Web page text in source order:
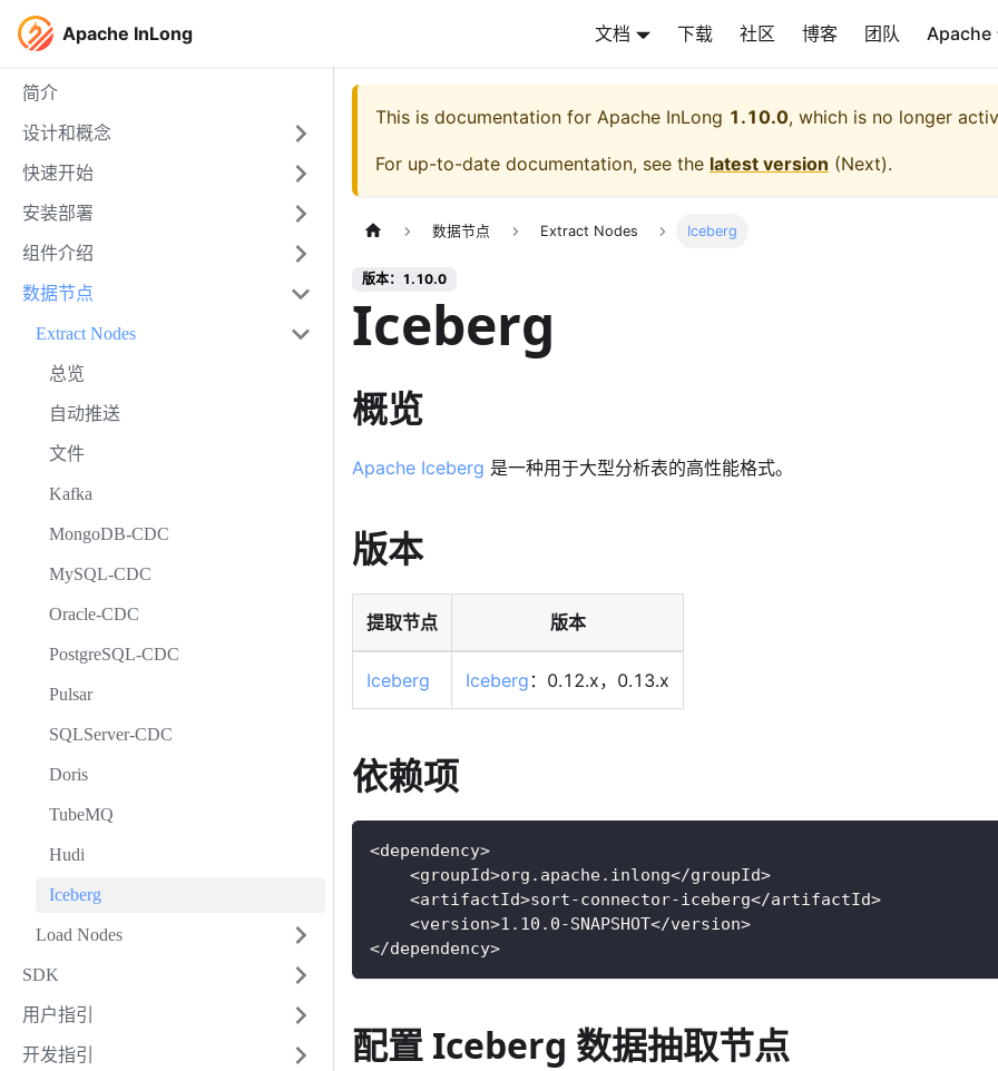
Apache InLong 文档 下载 社区 博客 团队 Apache
简介
设计和概念
快速开始
安装部署
组件介绍
数据节点
Extract Nodes
总览
自动推送
文件
Kafka
MongoDB-CDC
MySQL-CDC
Oracle-CDC
PostgreSQL-CDC
Pulsar
SQLServer-CDC
Doris
TubeMQ
Hudi
Iceberg
Load Nodes
SDK
用户指引
开发指引
This is documentation for Apache InLong 1.10.0, which is no longer
For up-to-date documentation, see the latest version (Next).
数据节点 Extract Nodes Iceberg
版本：1.10.0
Iceberg
概览
Apache Iceberg 是一种用于大型分析表的高性能格式。
版本
提取节点 版本
Iceberg Iceberg ：0.12.x，0.13.x
依赖项
<dependency>
    <groupId>org.apache.inlong</groupId>
    <artifactId>sort-connector-iceberg</artifactId>
    <version>1.10.0-SNAPSHOT</version>
</dependency>
配置 Iceberg 数据抽取节点